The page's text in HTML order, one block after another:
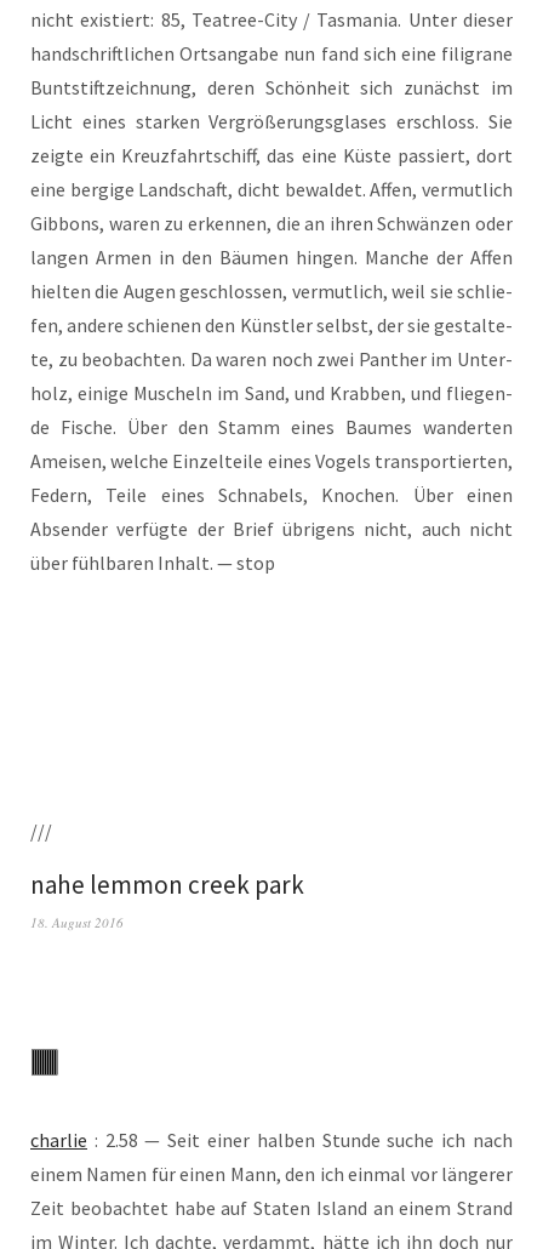
nicht exis­tiert: 85, Teatree-City / Tas­ma­nia. Unter die­ser
hand­schrift­li­chen Orts­an­ga­be nun fand sich eine fili­gra­ne
Bunt­stift­zeich­nung, deren Schön­heit sich zunächst im
Licht eines star­ken Ver­grö­ße­rungs­gla­ses erschloss. Sie
zeig­te ein Kreuz­fahrt­schiff, das eine Küs­te pas­siert, dort
eine ber­gi­ge Land­schaft, dicht bewal­det. Affen, ver­mut­lich
Gib­bons, waren zu erken­nen, die an ihren Schwän­zen oder
lan­gen Armen in den Bäu­men hin­gen. Man­che der Affen
hiel­ten die Augen geschlos­sen, ver­mut­lich, weil sie schlie­
fen, ande­re schie­nen den Künst­ler selbst, der sie gestal­te­
te, zu beob­ach­ten. Da waren noch zwei Pan­ther im Unter­
holz, eini­ge Muscheln im Sand, und Krab­ben, und flie­gen­
de Fische. Über den Stamm eines Bau­mes wan­der­ten
Amei­sen, wel­che Ein­zel­tei­le eines Vogels trans­por­tier­ten,
Federn, Tei­le eines Schna­bels, Kno­chen. Über einen
Absen­der ver­füg­te der Brief übri­gens nicht, auch nicht
über fühl­ba­ren Inhalt. — stop
///
nahe lemmon creek park
18. August 2016
char­lie : 2.58 — Seit einer hal­ben Stun­de suche ich nach
einem Namen für einen Mann, den ich ein­mal vor län­ge­rer
Zeit beob­ach­tet habe auf Sta­ten Island an einem Strand
im Win­ter. Ich dach­te, ver­dammt, hät­te ich ihn doch nur